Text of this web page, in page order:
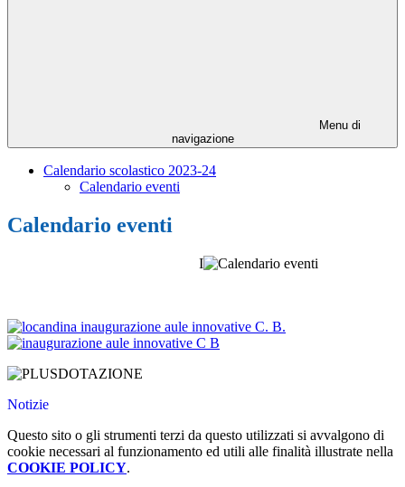
Menu di
navigazione
Calendario scolastico 2023-24
Calendario eventi
Calendario eventi
I
Notizie
Questo sito o gli strumenti terzi da questo utilizzati si avvalgono di
cookie necessari al funzionamento ed utili alle finalità illustrate nella
COOKIE POLICY.